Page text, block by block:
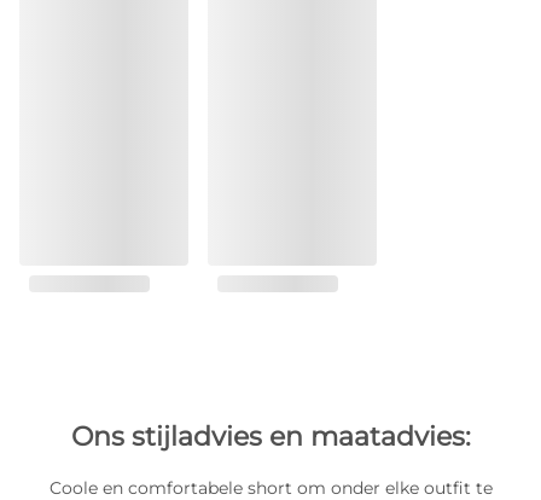
Ons stijladvies en maatadvies:
Coole en comfortabele short om onder elke outfit te